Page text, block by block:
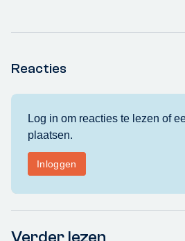
Reacties
Verder lezen